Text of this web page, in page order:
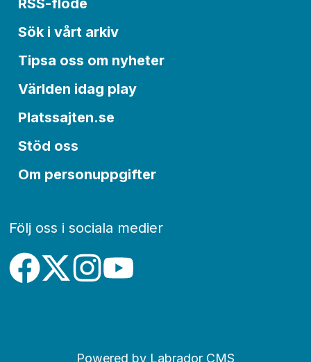
RSS-flöde
Sök i vårt arkiv
Tipsa oss om nyheter
Världen idag play
Platssajten.se
Stöd oss
Om personuppgifter
Följ oss i sociala medier
Powered by Labrador CMS